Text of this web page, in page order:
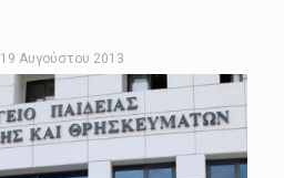
19 Αυγούστου 2013